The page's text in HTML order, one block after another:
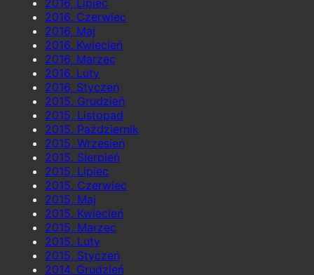
2016, Lipiec
2016, Czerwiec
2016, Maj
2016, Kwiecień
2016, Marzec
2016, Luty
2016, Styczeń
2015, Grudzień
2015, Listopad
2015, Październik
2015, Wrzesień
2015, Sierpień
2015, Lipiec
2015, Czerwiec
2015, Maj
2015, Kwiecień
2015, Marzec
2015, Luty
2015, Styczeń
2014, Grudzień